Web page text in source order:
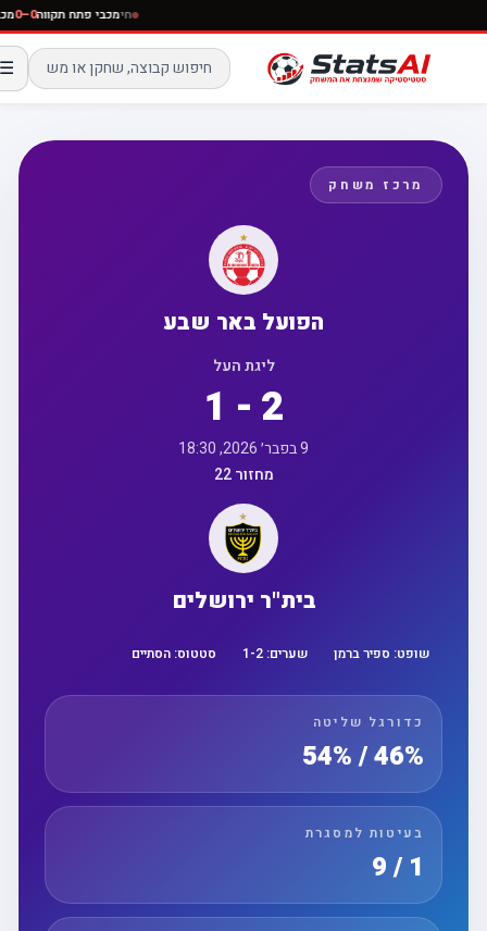
חימכבי פתח תקווה0–0
☰
מרכז משחק
הפועל באר שבע
ליגת העל
1 - 2
מחזור 22
בית"ר ירושלים
שופט:ספיר ברמן שערים: 1 -2 סטטוס:הסתיים
כדורגל שליטה
46% / 54%
בעיטות למסגרת